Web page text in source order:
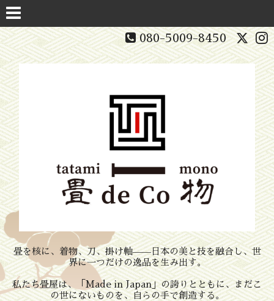
080-5009-8450
畳を核に、着物、刀、掛け軸——日本の美と技を融合し、世
界に一つだけの逸品を生み出す。
私たち畳屋は、「Made in Japan」の誇りとともに、まだこ
の世にないものを、自らの手で創造する。